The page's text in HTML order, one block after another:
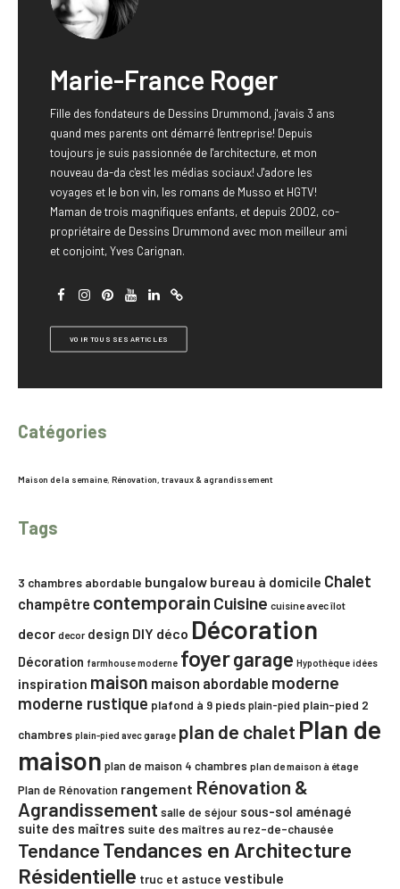
Marie-France Roger
Fille des fondateurs de Dessins Drummond, j'avais 3 ans
quand mes parents ont démarré l'entreprise! Depuis
toujours je suis passionnée de l'architecture, et mon
nouveau da-da c'est les médias sociaux! J'adore les
voyages et le bon vin, les romans de Musso et HGTV!
Maman de trois magnifiques enfants, et depuis 2002, co-
propriétaire de Dessins Drummond avec mon meilleur ami
et conjoint, Yves Carignan.
VOIR TOUS SES ARTICLES
Catégories
Maison de la semaine, Rénovation, travaux & agrandissement
Tags
3 chambres abordable bungalow bureau à domicile Chalet
champêtre contemporain Cuisine cuisine avec îlot
decor decor design DIY déco Décoration
Décoration farmhouse moderne foyergarage Hypothèque idées
inspiration maison maison abordable moderne
moderne rustique plafond à 9 piedsplain-pied plain-pied 2
chambres plain-pied avec garage plan de chalet Plan de
maison plan de maison 4 chambres plan de maison à étage
Plan de Rénovation rangement Rénovation &
Agrandissement salle de séjour sous-sol aménagé
suite des maîtres suite des maîtres au rez-de-chausée
Tendance Tendances en Architecture
Résidentielle truc et astuce vestibule